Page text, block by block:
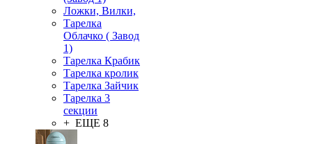
Ложки, Вилки,
Тарелка
Облачко ( Завод
1)
Тарелка Крабик
Тарелка кролик
Тарелка Зайчик
Тарелка 3
секции
+ ЕЩЕ 8